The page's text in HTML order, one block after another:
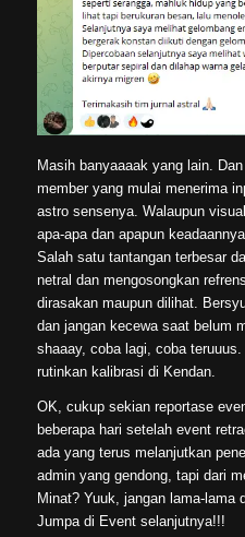
Masih banyaaaak yang lain.
member yang mulai menerima
astro sensenya. Walaupun
apa-apa dan apapun
Salah satu tantangan terbesar
netral dan mengosongkan
dirasakan maupun dilihat.
dan jangan kecewa saat belum
shaaay, coba lagi, coba
rutinkan kalibrasi di Kendan.
OK, cukup sekian reportase
beberapa hari setelah event
ada yang terus melanjutkan
admin yang gendong, tapi dari
Minat? Yuuk, jangan lama-lama
Jumpa di Event selanjutnya!!!